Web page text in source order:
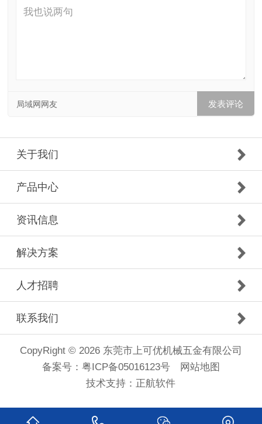
局域网网友
关于我们
产品中心
资讯信息
解决方案
人才招聘
联系我们
CopyRight © 2026 东莞市上可优机械五金有限公司
备案号： 粤ICP备05016123号
网站地图
技术支持： 正航软件